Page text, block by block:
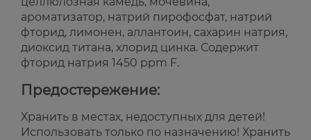
ароматизатор, натрий пирофосфат, натрий
фторид, лимонен, аллантоин, сахарин натрия,
диоксид титана, хлорид цинка. Содержит
фторид натрия 1450 ppm F.
Предостережение:
Хранить в местах, недоступных для детей!
Использовать только по назначению! Хранить